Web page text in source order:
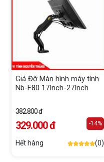
Giá Đỡ Màn hình máy tính
Nb-F80 17Inch-27Inch
382.800 đ
329.000 đ -14%
Hết hàng (0)